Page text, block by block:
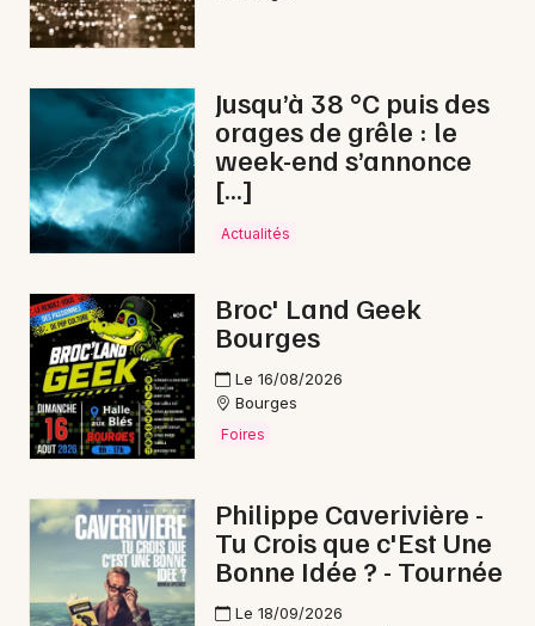
Sorties & loisirs
Aquatique nautique dans le Cher
Aquatique nautique dans le Centre
Aquatique nautique dans le Centre-Val de Loire
Newsletter des sorties
Artistes en tournée
Actus à Vierzon
Magazine à Vierzon
Toutes les villes
Jusqu’à 38 °C puis des
orages de grêle : le
week-end s’annonce
[…]
Actualités
Broc' Land Geek
Bourges
Le 16/08/2026
Bourges
Foires
Philippe Caverivière -
Tu Crois que c'Est Une
Bonne Idée ? - Tournée
Le 18/09/2026